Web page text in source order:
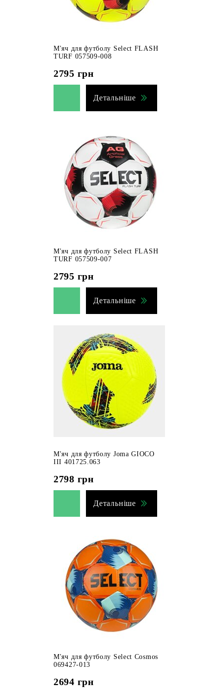
М'яч для футболу Select FLASH
TURF 057509-008
2795 грн
Детальніше
М'яч для футболу Select FLASH
TURF 057509-007
2795 грн
Детальніше
М'яч для футболу Joma GIOCO
III 401725.063
2798 грн
Детальніше
М'яч для футболу Select Cosmos
069427-013
2694 грн